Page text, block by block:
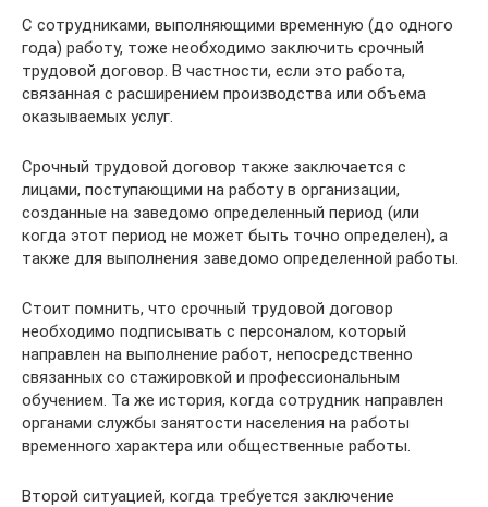
С сотрудниками, выполняющими вре­менную (до одного
года) работу, тоже необ­ходимо заключить срочный
трудовой дого­вор. В частности, если это работа,
связанная с расширением производства или объема
оказываемых услуг.
Срочный трудовой договор также заклю­чается с
лицами, поступающими на работу в организации,
созданные на заведомо определенный период (или
когда этот пери­од не может быть точно определен), а
также для выполнения заведомо определенной работы.
Стоит помнить, что срочный трудовой договор
необходимо подписывать с персо­налом, который
направлен на выполнение работ, непосредственно
связанных со ста­жировкой и профессиональным
обучени­ем. Та же история, когда сотрудник направ­лен
органами службы занятости населения на работы
временного характера или обще­ственные работы.
Второй ситуацией, когда требуется за­ключение